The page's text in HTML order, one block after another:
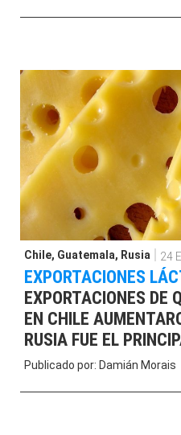
Chile, Guatemala, Rusia 24
EXPORTACIONES
EXPORTACIONES DE
EN CHILE
RUSIA FUE EL
Publicado por: Damián Morais